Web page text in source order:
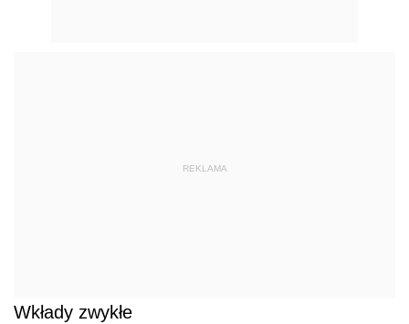
REKLAMA
Wkłady zwykłe